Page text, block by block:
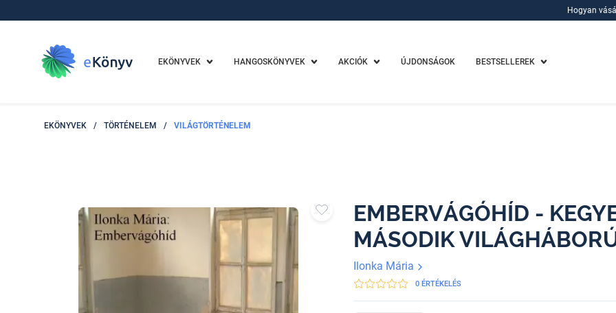
Hogyan
EKÖNYVEK HANGOSKÖNYVEK AKCIÓK ÚJDONSÁGOK BESTSELLEREK
EKÖNYVEK / TÖRTÉNELEM / VILÁGTÖRTÉNELEM
EMBERVÁGÓHÍD -
MÁSODIK
Ilonka Mária
0 ÉRTÉKELÉS